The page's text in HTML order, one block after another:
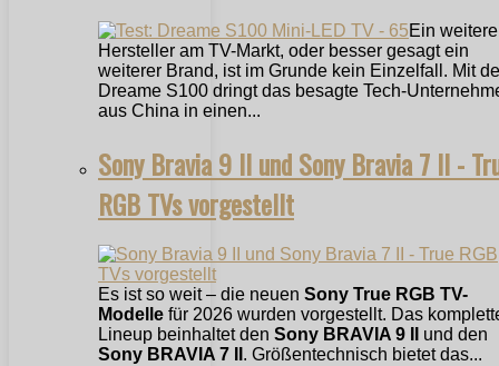
Ein
Hersteller am TV-Markt, oder besser gesagt ein
weiterer Brand, ist im Grunde kein Einzelfall. Mit
Dreame S100 dringt das besagte Tech-
aus China in einen...
Sony Bravia 9 II und Sony Bravia 7 II -
RGB TVs vorgestellt
Es ist so weit – die neuen Sony True RGB TV-
Modelle für 2026 wurden vorgestellt. Das
Lineup beinhaltet den Sony BRAVIA 9 II
und den
Sony BRAVIA 7 II . Größentechnisch bietet das...